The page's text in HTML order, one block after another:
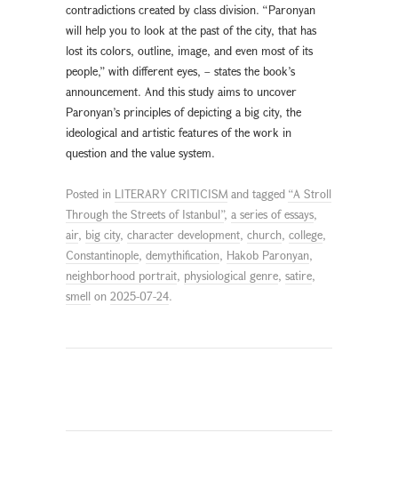
contradictions created by class division. “Paronyan
will help you to look at the past of the city, that has
lost its colors, outline, image, and even most of its
people,” with different eyes, – states the book’s
announcement. And this study aims to uncover
Paronyan’s principles of depicting a big city, the
ideological and artistic features of the work in
question and the value system.
Posted in LITERARY CRITICISM and tagged “A Stroll
Through the Streets of Istanbul”, a series of essays,
air, big city, character development, church, college,
Constantinople, demythification, Hakob Paronyan,
neighborhood portrait, physiological genre, satire,
smell on 2025-07-24.